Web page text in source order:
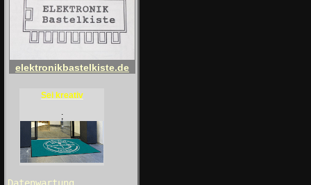
elektronikbastelkiste.de
Sei kreativ
;